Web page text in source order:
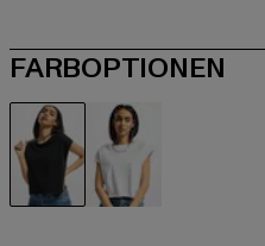
FARBOPTIONEN